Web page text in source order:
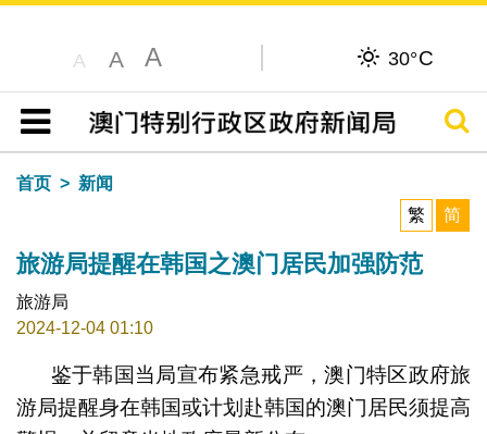
A A A 30°C
目录
搜寻
首页
新闻
繁
简
旅游局提醒在韩国之澳门居民加强防范
旅游局
2024-12-04 01:10
鉴于韩国当局宣布紧急戒严，澳门特区政府旅
游局提醒身在韩国或计划赴韩国的澳门居民须提高